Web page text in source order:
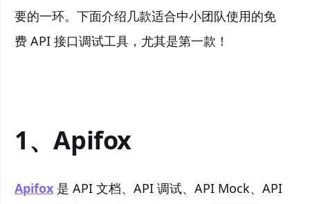
要的一环。下面介绍几款适合中小团队使用的免
费 API 接口调试工具，尤其是第一款！
1、Apifox
Apifox 是 API 文档、API 调试、API Mock、API